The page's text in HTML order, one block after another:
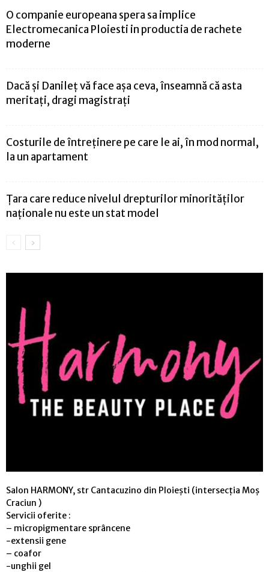
O companie europeana spera sa implice
Electromecanica Ploiesti in productia de rachete
moderne
Dacă şi Danileţ vă face aşa ceva, înseamnă că asta
meritaţi, dragi magistraţi
Costurile de întreținere pe care le ai, în mod normal,
la un apartament
Ţara care reduce nivelul drepturilor minorităţilor
naţionale nu este un stat model
Salon HARMONY, str Cantacuzino din Ploiești (intersecția Moș
Craciun )
Servicii oferite :
– micropigmentare sprâncene
-extensii gene
– coafor
-unghii gel